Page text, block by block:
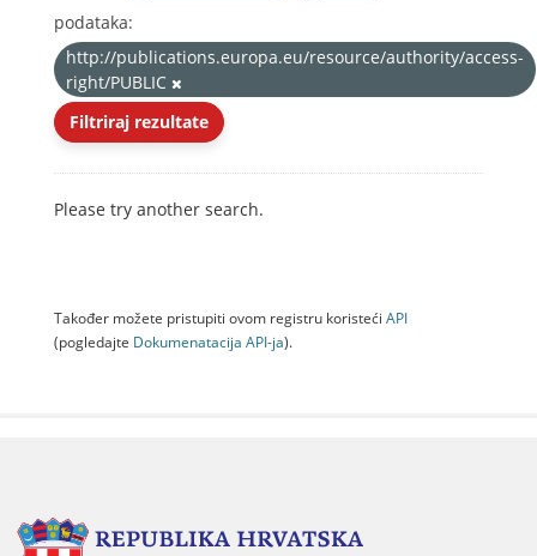
podataka:
http://publications.europa.eu/resource/authority/access-
right/PUBLIC
Filtriraj rezultate
Please try another search.
Također možete pristupiti ovom registru koristeći API
(pogledajte Dokumenаtаcijа API-jа).